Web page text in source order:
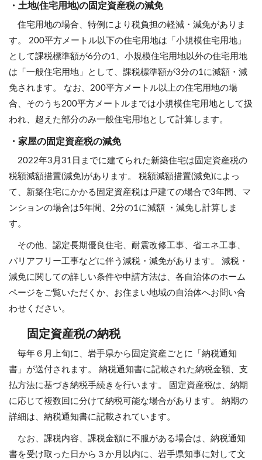
・土地(住宅用地)の固定資産税の減免
住宅用地の場合、特例により税負担の軽減・減免がありま
す。 200平方メートル以下の住宅用地は「小規模住宅用地」
として課税標準額が6分の1、小規模住宅用地以外の住宅用地
は「一般住宅用地」として、課税標準額が3分の1に減額・減
免されます。 なお、200平方メートル以上の住宅用地の場
合、そのうち200平方メートルまでは小規模住宅用地として扱
われ、超えた部分のみ一般住宅用地として計算します。
・家屋の固定資産税の減免
2022年3月31日までに建てられた新築住宅は固定資産税の
税額減額措置(減免)があります。 税額減額措置(減免)によっ
て、新築住宅にかかる固定資産税は戸建ての場合で3年間、マ
ンションの場合は5年間、2分の1に減額 ・減免し計算しま
す。
その他、認定長期優良住宅、耐震改修工事、省エネ工事、
バリアフリー工事などに伴う減税・減免があります。 減税・
減免に関しての詳しい条件や申請方法は、各自治体のホーム
ページをご覧いただくか、お住まい地域の自治体へお問い合
わせください。
固定資産税の納税
毎年６月上旬に、岩手県から固定資産ごとに「納税通知
書」が送付されます。 納税通知書に記載された納税金額、支
払方法に基づき納税手続きを行います。 固定資産税は、納期
に応じて複数回に分けて納税可能な場合があります。 納期の
詳細は、納税通知書に記載されています。
なお、課税内容、課税金額に不服がある場合は、納税通知
書を受け取った日から３か月以内に、岩手県知事に対して文